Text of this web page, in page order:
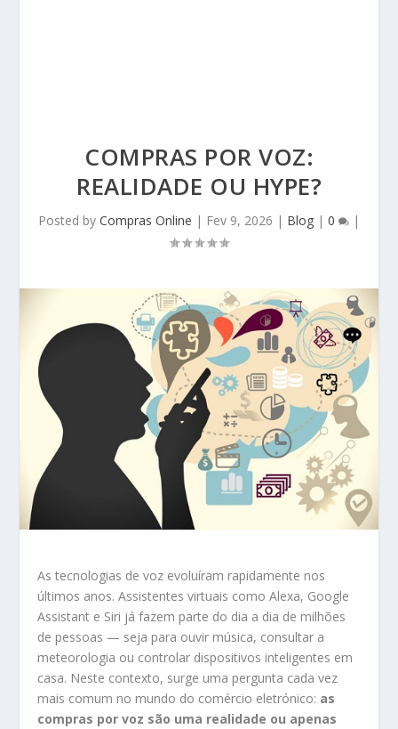
COMPRAS POR VOZ:
REALIDADE OU HYPE?
Posted by Compras Online | Fev 9, 2026 | Blog | 0 |
As tecnologias de voz evoluíram rapidamente nos
últimos anos. Assistentes virtuais como Alexa, Google
Assistant e Siri já fazem parte do dia a dia de milhões
de pessoas — seja para ouvir música, consultar a
meteorologia ou controlar dispositivos inteligentes em
casa. Neste contexto, surge uma pergunta cada vez
mais comum no mundo do comércio eletrónico: as
compras por voz são uma realidade ou apenas